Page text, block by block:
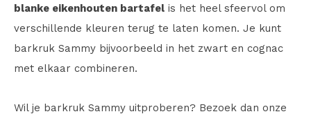
blanke eikenhouten bartafel is het heel sfeervol om
verschillende kleuren terug te laten komen. Je kunt
barkruk Sammy bijvoorbeeld in het zwart en cognac
met elkaar combineren.
Wil je barkruk Sammy uitproberen? Bezoek dan onze